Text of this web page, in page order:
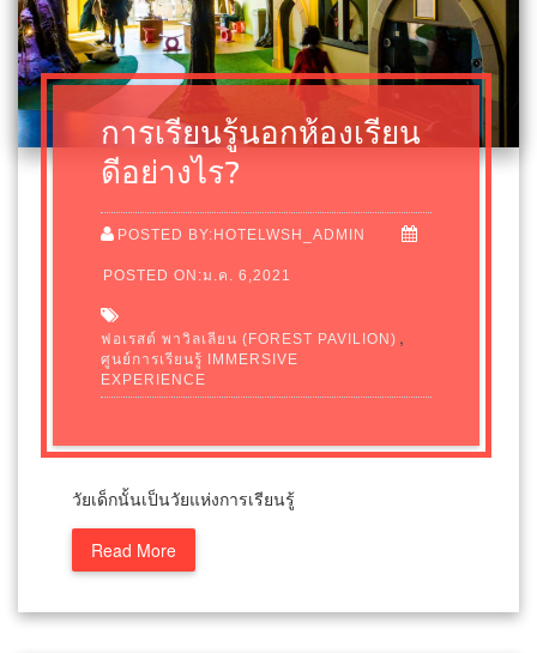
การเรียนรู้นอกห้องเรียน
ดีอย่างไร?
POSTED BY:HOTELWSH_ADMIN
POSTED ON:ม.ค. 6,2021
ฟอเรสต์ พาวิลเลียน (FOREST PAVILION) ,
ศูนย์การเรียนรู้ IMMERSIVE
EXPERIENCE
วัยเด็กนั้นเป็นวัยแห่งการเรียนรู้
Read More